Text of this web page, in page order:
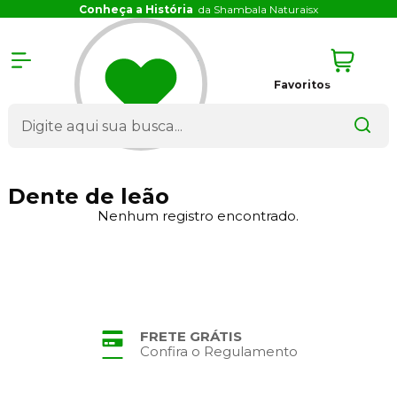
Conheça a História da Shambala Naturaisx
Favoritos
Dente de leão
Nenhum registro encontrado.
FRETE GRÁTIS
Confira o Regulamento